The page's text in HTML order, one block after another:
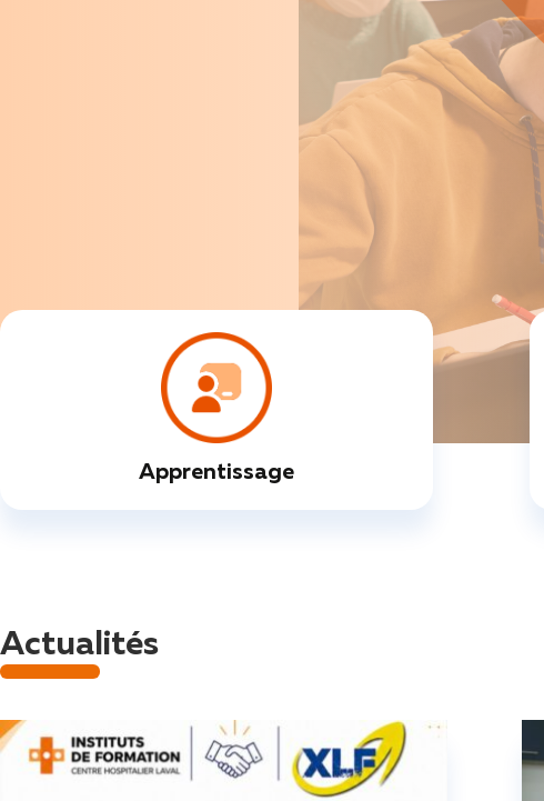
Apprentissage
Actualités